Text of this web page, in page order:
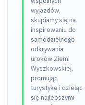
wyjazdów,
skupiamy się na
inspirowaniu do
samodzielnego
odkrywania
uroków Ziemi
Wyszkowskiej,
promując
turystykę i dzieląc
się najlepszymi